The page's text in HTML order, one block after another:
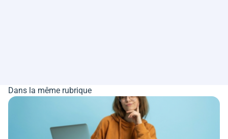
Dans la même rubrique